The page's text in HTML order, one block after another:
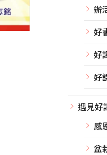
辦
好
好
好
遇見好
感
盆